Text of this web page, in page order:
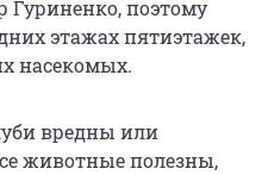
Гуриненко, поэтому
этажах пятиэтажек,
насекомых.
вредны или
животные полезны,